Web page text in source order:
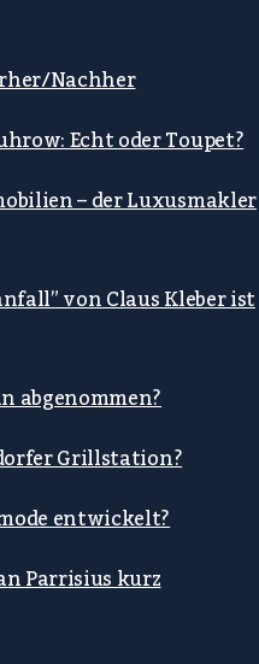
Nachher
Echt oder Toupet?
– der Luxusmakler
von Claus Kleber ist
abgenommen?
Grillstation?
entwickelt?
Parrisius kurz